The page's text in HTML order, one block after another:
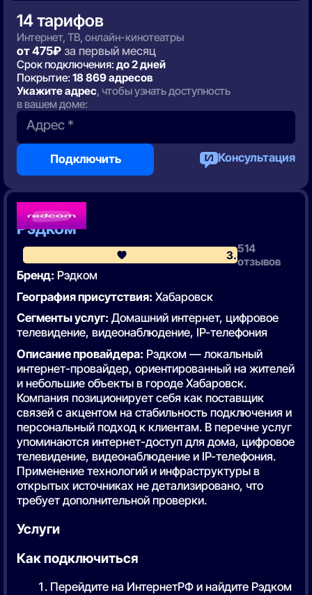
14 тарифов
Интернет, ТВ, онлайн-кинотеатры
от 475₽за первый месяц
Срок подключения: до 2 дней
Покрытие: 18 869 адресов
Укажите адрес, чтобы узнать доступность
в вашем доме:
Адрес *
Подключить Консультация
6 место
Рэдком
3.8514
отзывов
Бренд: Рэдком
География присутствия: Хабаровск
Сегменты услуг: Домашний интернет, цифровое
телевидение, видеонаблюдение, IP-телефония
Описание провайдера: Рэдком — локальный
интернет-провайдер, ориентированный на жителей
и небольшие объекты в городе Хабаровск.
Компания позиционирует себя как поставщик
связей с акцентом на стабильность подключения и
персональный подход к клиентам. В перечне услуг
упоминаются интернет-доступ для дома, цифровое
телевидение, видеонаблюдение и IP-телефония.
Применение технологий и инфраструктуры в
открытых источниках не детализировано, что
требует дополнительной проверки.
Услуги
Как подключиться
Перейдите на ИнтернетРФ и найдите Рэдком